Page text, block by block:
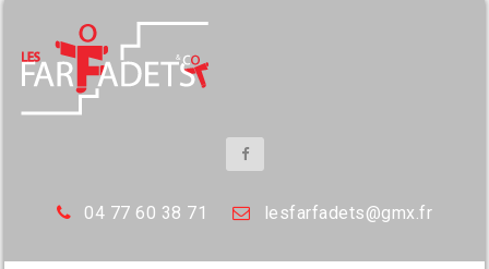
04 77 60 38 71 lesfarfadets@gmx.fr